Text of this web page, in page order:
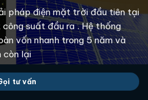
pháp điện mặt trời đầu tiên tại
suất đầu ra . Hệ thống
vốn nhanh trong 5 năm và
còn lại
tư vấn